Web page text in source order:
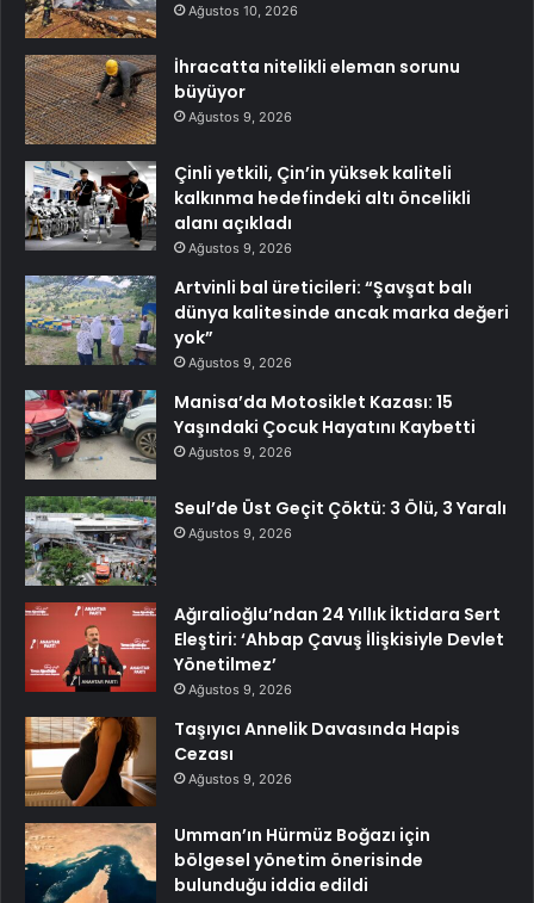
Ağustos 10, 2026
İhracatta nitelikli eleman sorunu
büyüyor
Ağustos 9, 2026
Çinli yetkili, Çin’in yüksek kaliteli
kalkınma hedefindeki altı öncelikli
alanı açıkladı
Ağustos 9, 2026
Artvinli bal üreticileri: “Şavşat balı
dünya kalitesinde ancak marka değeri
yok”
Ağustos 9, 2026
Manisa’da Motosiklet Kazası: 15
Yaşındaki Çocuk Hayatını Kaybetti
Ağustos 9, 2026
Seul’de Üst Geçit Çöktü: 3 Ölü, 3 Yaralı
Ağustos 9, 2026
Ağıralioğlu’ndan 24 Yıllık İktidara Sert
Eleştiri: ‘Ahbap Çavuş İlişkisiyle Devlet
Yönetilmez’
Ağustos 9, 2026
Taşıyıcı Annelik Davasında Hapis
Cezası
Ağustos 9, 2026
Umman’ın Hürmüz Boğazı için
bölgesel yönetim önerisinde
bulunduğu iddia edildi